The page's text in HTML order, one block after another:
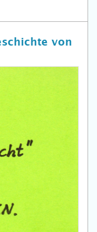
von